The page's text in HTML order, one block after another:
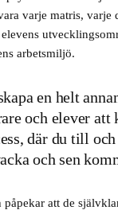
varje matris, varje
arbetsmiljö.
en helt
och elever att
där du till
och sen
påpekar att de